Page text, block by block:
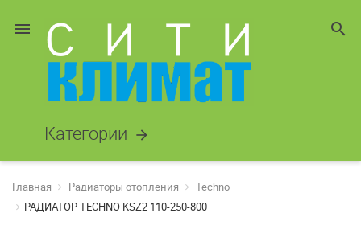
menu search
Категории arrow_forward
Главная Радиаторы отопления
Techno
РАДИАТОР TECHNO KSZ2 110-250-800